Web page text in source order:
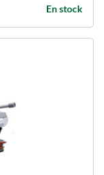
En stock